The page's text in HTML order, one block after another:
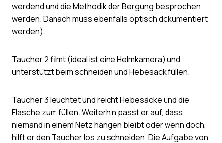
werdend und die Methodik der Bergung besprochen
werden. Danach muss ebenfalls optisch dokumentiert
werden).
Taucher 2 filmt (ideal ist eine Helmkamera) und
unterstützt beim schneiden und Hebesack füllen.
Taucher 3 leuchtet und reicht Hebesäcke und die
Flasche zum füllen. Weiterhin passt er auf, dass
niemand in einem Netz hängen bleibt oder wenn doch,
hilft er den Taucher los zu schneiden. Die Aufgabe von